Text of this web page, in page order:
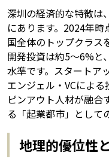
深圳の経済的な特徴は
にあります。2024年
国全体のトップクラス
開発投資は約5〜6%と
水準です。スタートア
エンジェル・VCによ
ピンアウト人材が融合
る「起業都市」として
地理的優位性